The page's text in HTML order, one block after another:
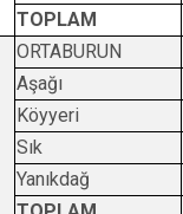
TOPLAM
ORTABURUN
Aşağı
Köyyeri
Sık
Yanıkdağ